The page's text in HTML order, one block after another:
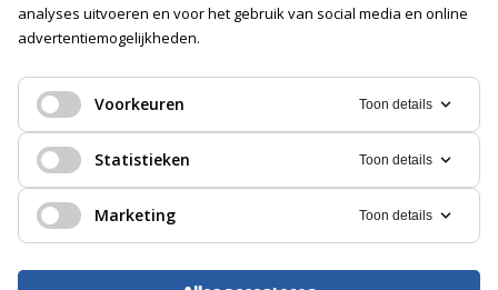
analyses uitvoeren en voor het gebruik van social media en online
advertentiemogelijkheden.
Voorkeuren Toon details
Statistieken Toon details
Marketing Toon details